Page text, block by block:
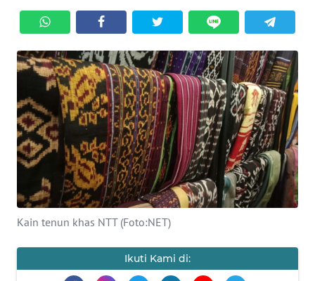
Kain tenun khas NTT (Foto:NET)
Ikuti Kami di:
SERBA-
SERBI
LABUAN
OPINI
Informasi
INDEKS
BERITA
KONTAK